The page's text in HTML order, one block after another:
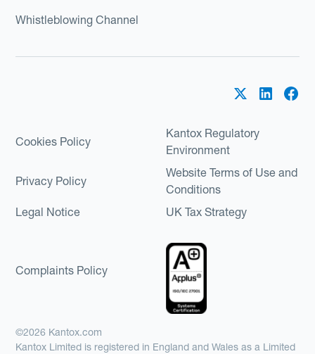
Whistleblowing Channel
Cookies Policy
Kantox Regulatory
Environment
Privacy Policy
Website Terms of Use and
Conditions
Legal Notice
UK Tax Strategy
Complaints Policy
©2026 Kantox.com
Kantox Limited is registered in England and Wales as a Limited